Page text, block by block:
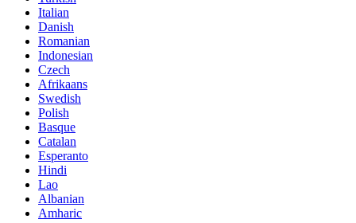
Italian
Danish
Romanian
Indonesian
Czech
Afrikaans
Swedish
Polish
Basque
Catalan
Esperanto
Hindi
Lao
Albanian
Amharic